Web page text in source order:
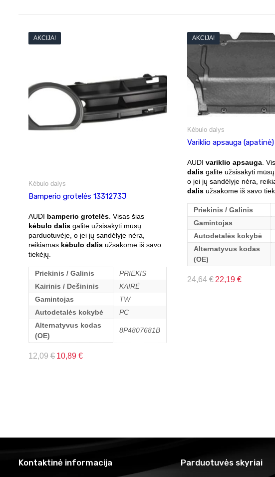
AKCIJA!
Kėbulo dalys
Bamperio grotelės 1331273J
AUDI bamperio grotelės . Visas šias
kėbulo dalis galite užsisakyti mūsų
parduotuvėje, o jei jų sandėlyje nėra,
reikiamas kėbulo dalis užsakome iš savo
tiekėjų.
Priekinis / Galinis
PRIEKIS
Kairinis / Dešininis
KAIRĖ
Gamintojas
TW
Autodetalės kokybė
PC
Alternatyvus kodas
(OE)
8P4807681B
12,09 € 10,89 €
AKCIJA!
Kėbulo dalys
Variklio apsauga
AUDI variklio apsauga.
dalisgalite užsisakyti mūsų
o jei jų sandėlyje nėra,
dalisužsakome iš savo
Priekinis / Galinis
Gamintojas
Autodetalės kokybė
Alternatyvus kodas
(OE)
24,64€ 22,19 €
Kontaktinė informacija Parduotuvės skyriai